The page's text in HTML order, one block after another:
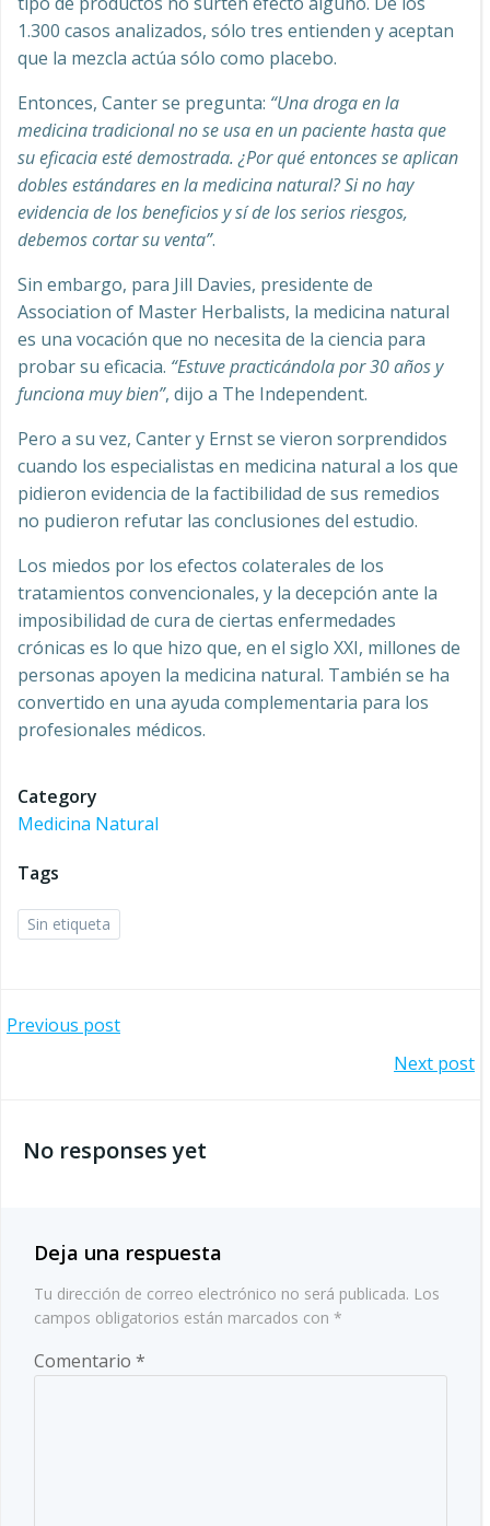
1.300 casos analizados, sólo tres entienden y aceptan
que la mezcla actúa sólo como placebo.
Entonces, Canter se pregunta: “Una droga en la
medicina tradicional no se usa en un paciente hasta que
su eficacia esté demostrada. ¿Por qué entonces se aplican
dobles estándares en la medicina natural? Si no hay
evidencia de los beneficios y sí de los serios riesgos,
debemos cortar su venta”.
Sin embargo, para Jill Davies, presidente de
Association of Master Herbalists, la medicina natural
es una vocación que no necesita de la ciencia para
probar su eficacia. “Estuve practicándola por 30 años y
funciona muy bien”, dijo a The Independent.
Pero a su vez, Canter y Ernst se vieron sorprendidos
cuando los especialistas en medicina natural a los que
pidieron evidencia de la factibilidad de sus remedios
no pudieron refutar las conclusiones del estudio.
Los miedos por los efectos colaterales de los
tratamientos convencionales, y la decepción ante la
imposibilidad de cura de ciertas enfermedades
crónicas es lo que hizo que, en el siglo XXI, millones de
personas apoyen la medicina natural. También se ha
convertido en una ayuda complementaria para los
profesionales médicos.
Category
Medicina Natural
Tags
Sin etiqueta
Navegación
las
Previous post
por
las
entradas
Next post
No responses yet
Deja una respuesta
Tu dirección de correo electrónico no será publicada. Los
campos obligatorios están marcados con *
Comentario *